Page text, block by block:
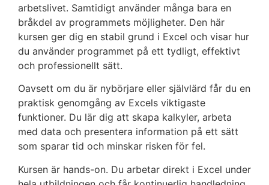
arbetslivet. Samtidigt använder många bara en
bråkdel av programmets möjligheter. Den här
kursen ger dig en stabil grund i Excel och visar hur
du använder programmet på ett tydligt, effektivt
och professionellt sätt.
Oavsett om du är nybörjare eller självlärd får du en
praktisk genomgång av Excels viktigaste
funktioner. Du lär dig att skapa kalkyler, arbeta
med data och presentera information på ett sätt
som sparar tid och minskar risken för fel.
Kursen är hands-on. Du arbetar direkt i Excel under